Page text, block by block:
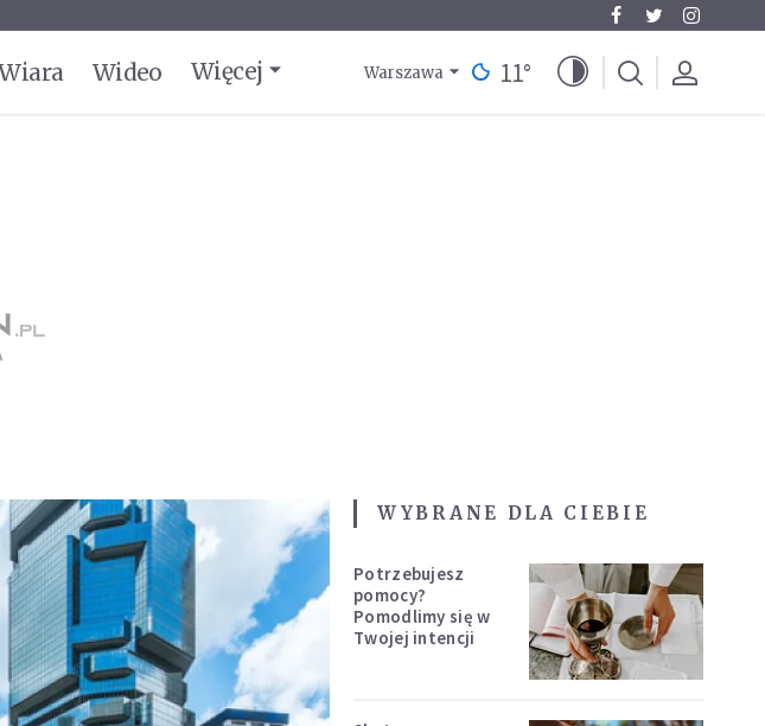
Wideo Więcej Warszawa 11°
WYBRANE DLA CIEBIE
Potrzebujesz
pomocy?
Pomodlimy się w
Twojej intencji